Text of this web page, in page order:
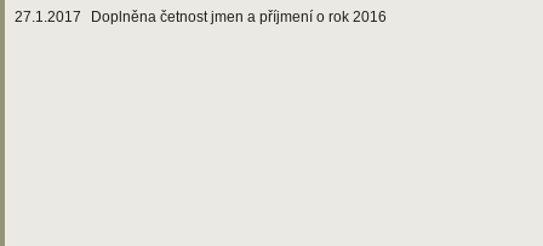
27.1.2017
Doplněna četnost jmen a příjmení o rok 2016